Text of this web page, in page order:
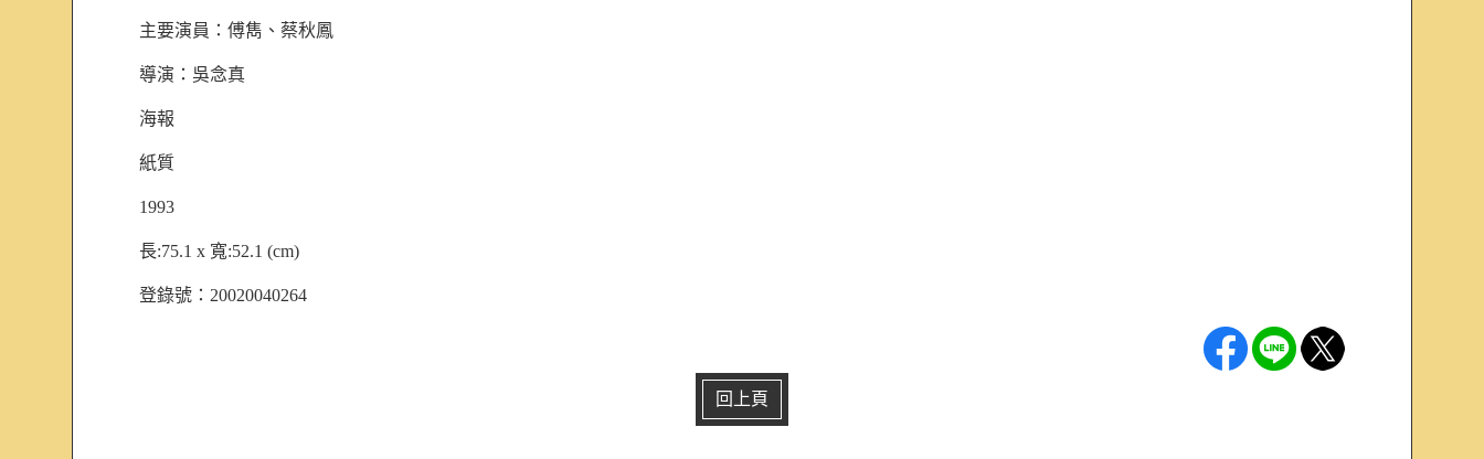
主要演員： 傅雋、蔡秋鳳
導演： 吳念真
海報
紙質
1993
長:75.1 x 寬:52.1 (cm)
登錄號：20020040264
回上頁